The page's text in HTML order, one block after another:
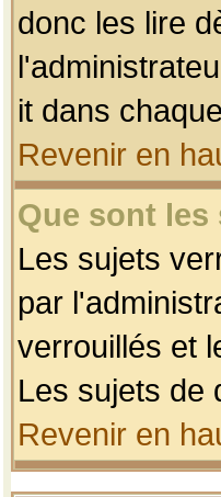
donc les lire
it dans
Revenir en
Que sont
Les sujets
par
verrouillés et
Les sujets de
Revenir en